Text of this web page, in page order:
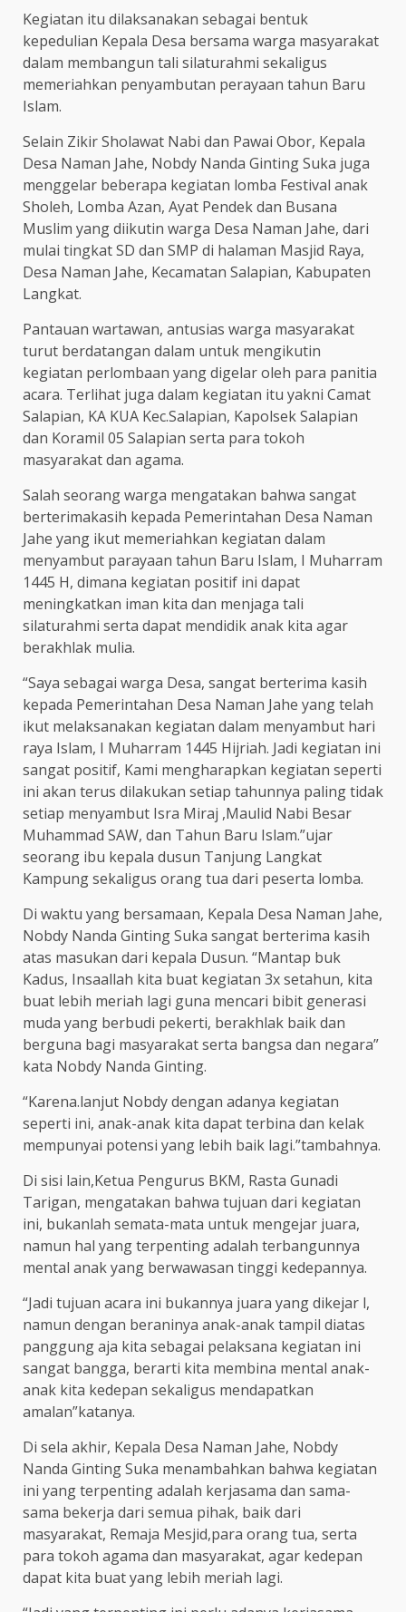
Kegiatan itu dilaksanakan sebagai bentuk
kepedulian Kepala Desa bersama warga masyarakat
dalam membangun tali silaturahmi sekaligus
memeriahkan penyambutan perayaan tahun Baru
Islam.
Selain Zikir Sholawat Nabi dan Pawai Obor, Kepala
Desa Naman Jahe, Nobdy Nanda Ginting Suka juga
menggelar beberapa kegiatan lomba Festival anak
Sholeh, Lomba Azan, Ayat Pendek dan Busana
Muslim yang diikutin warga Desa Naman Jahe, dari
mulai tingkat SD dan SMP di halaman Masjid Raya,
Desa Naman Jahe, Kecamatan Salapian, Kabupaten
Langkat.
Pantauan wartawan, antusias warga masyarakat
turut berdatangan dalam untuk mengikutin
kegiatan perlombaan yang digelar oleh para panitia
acara. Terlihat juga dalam kegiatan itu yakni Camat
Salapian, KA KUA Kec.Salapian, Kapolsek Salapian
dan Koramil 05 Salapian serta para tokoh
masyarakat dan agama.
Salah seorang warga mengatakan bahwa sangat
berterimakasih kepada Pemerintahan Desa Naman
Jahe yang ikut memeriahkan kegiatan dalam
menyambut parayaan tahun Baru Islam, I Muharram
1445 H, dimana kegiatan positif ini dapat
meningkatkan iman kita dan menjaga tali
silaturahmi serta dapat mendidik anak kita agar
berakhlak mulia.
“Saya sebagai warga Desa, sangat berterima kasih
kepada Pemerintahan Desa Naman Jahe yang telah
ikut melaksanakan kegiatan dalam menyambut hari
raya Islam, I Muharram 1445 Hijriah. Jadi kegiatan ini
sangat positif, Kami mengharapkan kegiatan seperti
ini akan terus dilakukan setiap tahunnya paling tidak
setiap menyambut Isra Miraj ,Maulid Nabi Besar
Muhammad SAW, dan Tahun Baru Islam.”ujar
seorang ibu kepala dusun Tanjung Langkat
Kampung sekaligus orang tua dari peserta lomba.
Di waktu yang bersamaan, Kepala Desa Naman Jahe,
Nobdy Nanda Ginting Suka sangat berterima kasih
atas masukan dari kepala Dusun. “Mantap buk
Kadus, Insaallah kita buat kegiatan 3x setahun, kita
buat lebih meriah lagi guna mencari bibit generasi
muda yang berbudi pekerti, berakhlak baik dan
berguna bagi masyarakat serta bangsa dan negara”
kata Nobdy Nanda Ginting.
“Karena.lanjut Nobdy dengan adanya kegiatan
seperti ini, anak-anak kita dapat terbina dan kelak
mempunyai potensi yang lebih baik lagi.”tambahnya.
Di sisi lain,Ketua Pengurus BKM, Rasta Gunadi
Tarigan, mengatakan bahwa tujuan dari kegiatan
ini, bukanlah semata-mata untuk mengejar juara,
namun hal yang terpenting adalah terbangunnya
mental anak yang berwawasan tinggi kedepannya.
“Jadi tujuan acara ini bukannya juara yang dikejar l,
namun dengan beraninya anak-anak tampil diatas
panggung aja kita sebagai pelaksana kegiatan ini
sangat bangga, berarti kita membina mental anak-
anak kita kedepan sekaligus mendapatkan
amalan”katanya.
Di sela akhir, Kepala Desa Naman Jahe, Nobdy
Nanda Ginting Suka menambahkan bahwa kegiatan
ini yang terpenting adalah kerjasama dan sama-
sama bekerja dari semua pihak, baik dari
masyarakat, Remaja Mesjid,para orang tua, serta
para tokoh agama dan masyarakat, agar kedepan
dapat kita buat yang lebih meriah lagi.